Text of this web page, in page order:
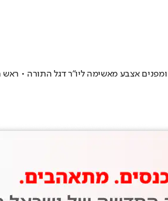
אצבע מאשימה ליו"ר דגל התורה • ראש